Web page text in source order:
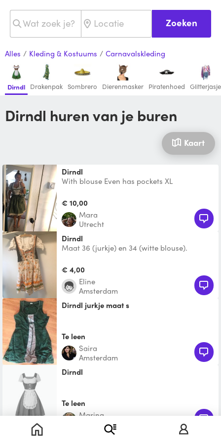
Zoeken
Alles / Kleding & Kostuums / Carnavalskleding
Dirndl Drakenpak Sombrero Dierenmasker Piratenhoed Glitterjasje
Dirndl huren van je buren
Kaart
Dirndl
With blouse Even has pockets XL
€ 10,00
Mara
Utrecht
Dirndl
Maat 36 (jurkje) en 34 (witte blouse).
€ 4,00
Eline
Amsterdam
dirndl jurkje maat s
Te leen
Saira
Amsterdam
Dirndl
Te leen
Marina
Eindhoven